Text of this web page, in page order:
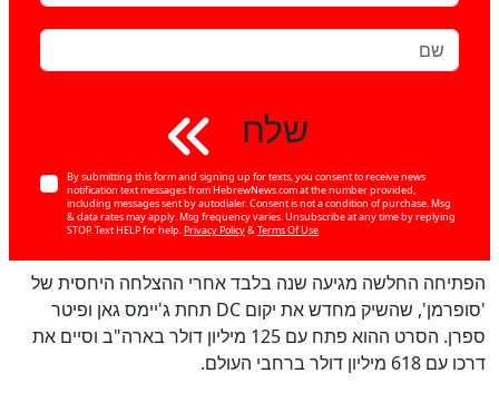
שלח
By submitting this form and signing up for texts, you consent to receive news
notification text messages from HebrewNews.com at the number provided,
including messages sent by autodialer. Consent is not a condition of purchase. Msg
& data rates may apply. Msg frequency varies. Unsubscribe at any time by replying
STOP. Text HELP for help. Privacy Policy& Terms Of Use
הפתיחה החלשה מגיעה שנה בלבד אחרי ההצלחה היחסית של
'סופרמן', שהשיק מחדש את יקום DC תחת ג'יימס גאן ופיטר
ספרן. הסרט ההוא פתח עם 125 מיליון דולר בארה"ב וסיים את
דרכו עם 618 מיליון דולר ברחבי העולם.
100%לא